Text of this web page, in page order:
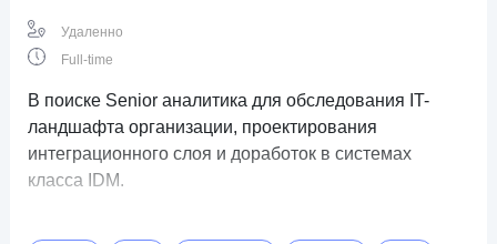
Удаленно
Full-time
В поиске Senior аналитика для обследования IT-
ландшафта организации, проектирования
интеграционного слоя и доработок в системах
класса IDM.